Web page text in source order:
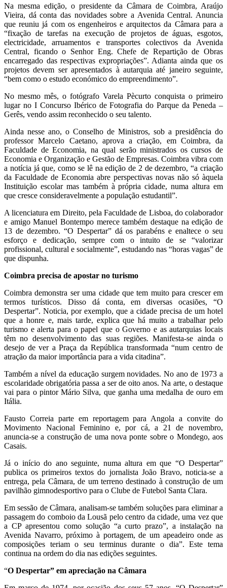
Na mesma edição, o presidente da Câmara de Coimbra, Araújo
Vieira, dá conta das novidades sobre a Avenida Central. Anuncia
que reuniu já com os engenheiros e arquitectos da Câmara para a
“fixação de tarefas na execução de projetos de águas, esgotos,
electricidade, arruamentos e transportes colectivos da Avenida
Central, ficando o Senhor Eng. Chefe de Repartição de Obras
encarregado das respectivas expropriações”. Adianta ainda que os
projetos devem ser apresentados à autarquia até janeiro seguinte,
“bem como o estudo económico do empreendimento”.
No mesmo mês, o fotógrafo Varela Pècurto conquista o primeiro
lugar no I Concurso Ibérico de Fotografia do Parque da Peneda –
Gerês, vendo assim reconhecido o seu talento.
Ainda nesse ano, o Conselho de Ministros, sob a presidência do
professor Marcelo Caetano, aprova a criação, em Coimbra, da
Faculdade de Economia, na qual serão ministrados os cursos de
Economia e Organização e Gestão de Empresas. Coimbra vibra com
a notícia já que, como se lê na edição de 2 de dezembro, “a criação
da Faculdade de Economia abre perspectivas novas não só àquela
Instituição escolar mas também à própria cidade, numa altura em
que cresce consideravelmente a população estudantil”.
A licenciatura em Direito, pela Faculdade de Lisboa, do colaborador
e amigo Manuel Bontempo merece também destaque na edição de
13 de dezembro. “O Despertar” dá os parabéns e enaltece o seu
esforço e dedicação, sempre com o intuito de se “valorizar
profissional, cultural e socialmente”, estudando nas “horas vagas” de
que dispunha.
Coimbra precisa de apostar no turismo
Coimbra demonstra ser uma cidade que tem muito para crescer em
termos turísticos. Disso dá conta, em diversas ocasiões, “O
Despertar”. Noticia, por exemplo, que a cidade precisa de um hotel
que a honre e, mais tarde, explica que há muito a trabalhar pelo
turismo e alerta para o papel que o Governo e as autarquias locais
têm no desenvolvimento das suas regiões. Manifesta-se ainda o
desejo de ver a Praça da República transformada “num centro de
atração da maior importância para a vida citadina”.
Também a nível da educação surgem novidades. No ano de 1973 a
escolaridade obrigatória passa a ser de oito anos. Na arte, o destaque
vai para o pintor Mário Silva, que ganha uma medalha de ouro em
Itália.
Fausto Correia parte em reportagem para Angola a convite do
Movimento Nacional Feminino e, por cá, a 21 de novembro,
anuncia-se a construção de uma nova ponte sobre o Mondego, aos
Casais.
Já o início do ano seguinte, numa altura em que “O Despertar”
publica os primeiros textos do jornalista João Bravo, noticia-se a
entrega, pela Câmara, de um terreno destinado à construção de um
pavilhão gimnodesportivo para o Clube de Futebol Santa Clara.
Em sessão de Câmara, analisam-se também soluções para eliminar a
passagem do comboio da Lousã pelo centro da cidade, uma vez que
a CP apresentou como solução “a curto prazo”, a instalação na
Avenida Navarro, próximo à portagem, de um apeadeiro onde as
composições teriam o seu terminus durante o dia”. Este tema
continua na ordem do dia nas edições seguintes.
“O Despertar” em apreciação na Câmara